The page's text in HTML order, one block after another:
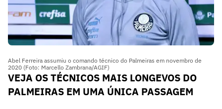
Abel Ferreira assumiu o comando técnico do Palmeiras em novembro de
2020 (Foto: Marcello Zambrana/AGIF)
VEJA OS TÉCNICOS MAIS LONGEVOS DO
PALMEIRAS EM UMA ÚNICA PASSAGEM